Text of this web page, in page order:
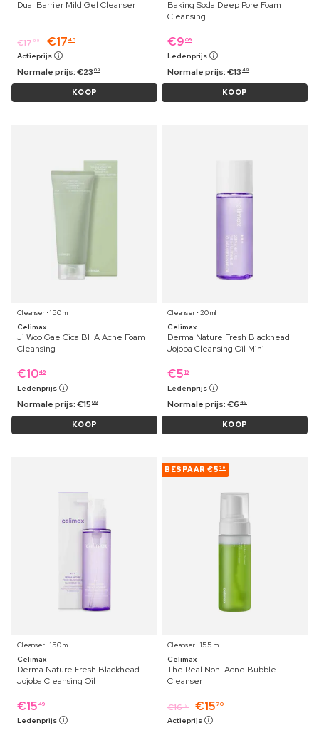
Dual Barrier Mild Gel Cleanser
€17 99 €17 45
Actieprijs
Normale prijs:€23 09
KOOP
Baking Soda Deep Pore Foam
Cleansing
€9 09
Ledenprijs
Normale prijs:€13 49
KOOP
Cleanser ⋅ 150 ml
Celimax
Ji Woo Gae Cica BHA Acne Foam
Cleansing
€1049
Ledenprijs
Normale prijs:€15 09
KOOP
Cleanser ⋅ 20 ml
Celimax
Derma Nature Fresh Blackhead
Jojoba Cleansing Oil Mini
€5 19
Ledenprijs
Normale prijs:€6 49
KOOP
Cleanser ⋅ 150 ml
Celimax
Derma Nature Fresh Blackhead
Jojoba Cleansing Oil
€15 49
Ledenprijs
BESPAAR €5 79
Cleanser ⋅ 155 ml
Celimax
The Real Noni Acne Bubble
Cleanser
€1619 €15 70
Actieprijs